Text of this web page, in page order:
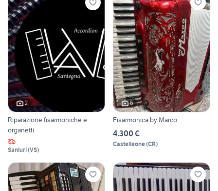
2
Riparazione fisarmoniche e
organetti
Sanluri(VS)
6
Fisarmonica by Marco
4.300 €
Castelleone(CR)